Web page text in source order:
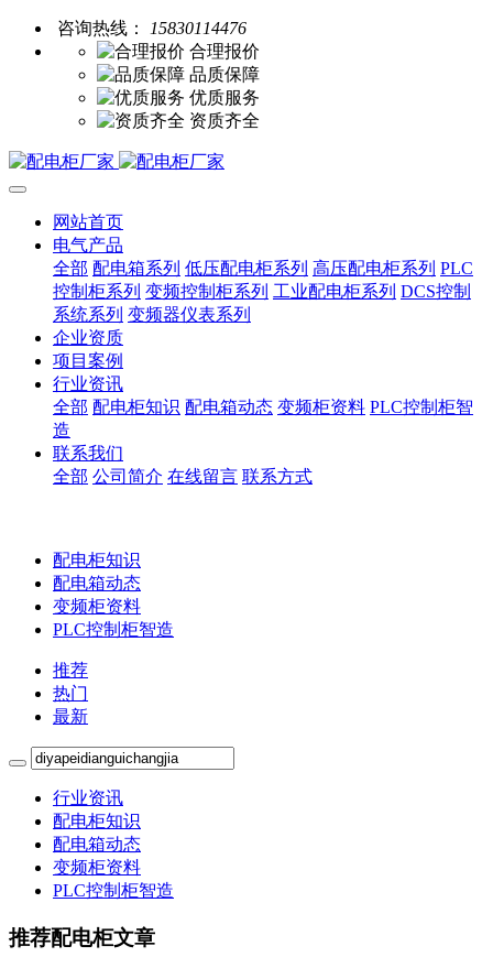
咨询热线：
15830114476
合理报价
品质保障
优质服务
资质齐全
网站首页
电气产品
全部 配电箱系列 低压配电柜系列 高压配电柜系列 PLC
控制柜系列 变频控制柜系列 工业配电柜系列 DCS控制
系统系列 变频器仪表系列
企业资质
项目案例
行业资讯
全部 配电柜知识 配电箱动态 变频柜资料 PLC控制柜智
造
联系我们
全部 公司简介 在线留言 联系方式
配电柜知识
配电箱动态
变频柜资料
PLC控制柜智造
推荐
热门
最新
行业资讯
配电柜知识
配电箱动态
变频柜资料
PLC控制柜智造
推荐配电柜文章